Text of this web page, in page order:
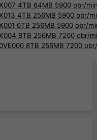
4TB 64MB 5900 obr/
4TB 256MB 5900 obr/
6TB 256MB 5900 obr/
8TB 256MB 7200 obr/
8TB 256MB 7200